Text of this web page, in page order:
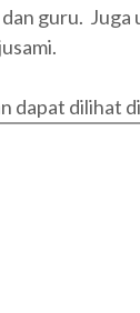
guru.
dapat dilihat